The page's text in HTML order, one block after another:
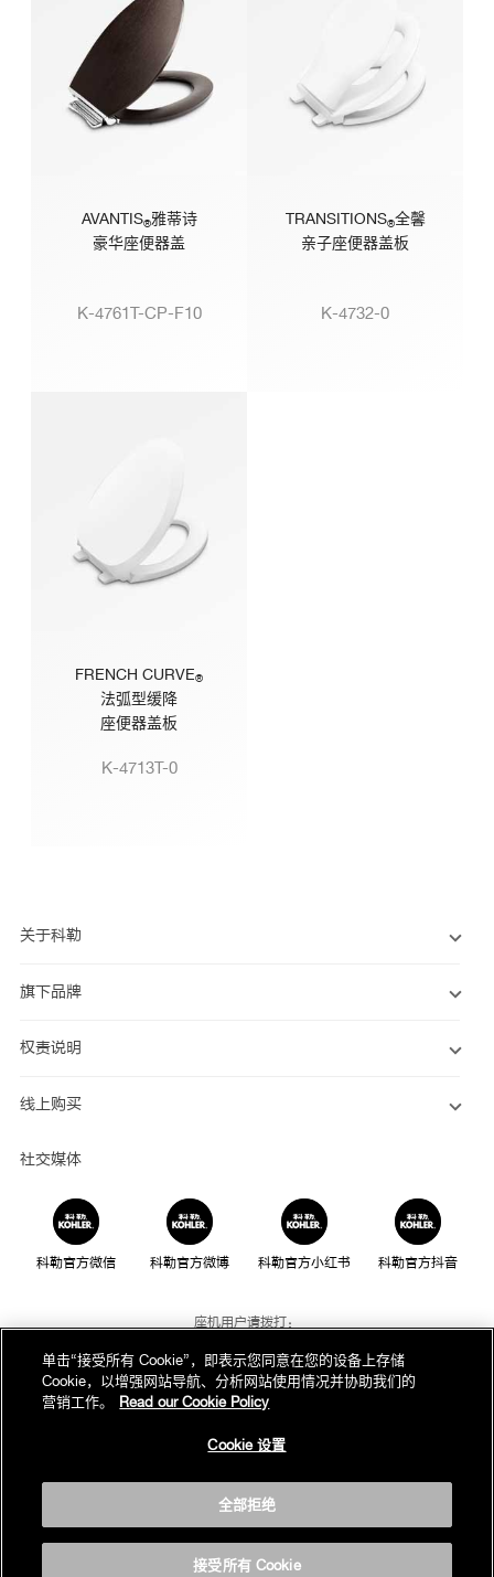
AVANTIS®雅蒂诗
豪华座便器盖
K-4761T-CP-F10
TRANSITIONS®全馨
亲子座便器盖板
K-4732-0
FRENCH CURVE®
法弧型缓降
座便器盖板
K-4713T-0
关于科勒
旗下品牌
权责说明
线上购买
社交媒体
科勒官方微信 科勒官方微博 科勒官方小红书 科勒官方抖音
座机用户请拨打：
800-820-2628
手机用户请拨打：
400-820-2628
我们的电话服务时间为：
版权为科勒(中国)投资有限公司所有©2019
沪ICP备05026969号-1
单击“接受所有 Cookie”，即表示您同意在您的设备上存储
Cookie，以增强网站导航、分析网站使用情况并协助我们的
营销工作。
Read our Cookie Policy
Cookie 设置
全部拒绝
接受所有 Cookie